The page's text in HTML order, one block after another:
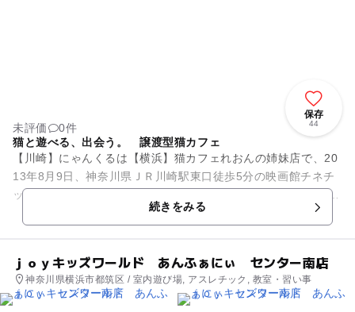
保存
44
未評価
0件
猫と遊べる、出会う。 譲渡型猫カフェ
【川崎】にゃんくるは【横浜】猫カフェれおんの姉妹店で、20
13年8月9日、神奈川県ＪＲ川崎駅東口徒歩5分の映画館チネチ
ッタの隣に譲渡型猫カフェとして誕生しました。 山梨のＮＰＯ
続きをみる
ｊｏｙキッズワールド あんふぁにぃ センター南店
神奈川県横浜市都筑区 / 室内遊び場, アスレチック, 教室・習い事